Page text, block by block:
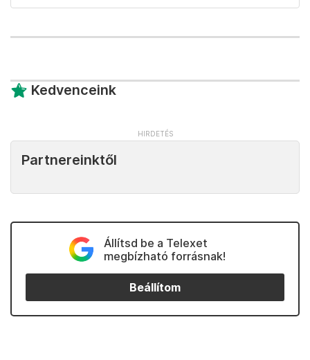
Kedvenceink
Partnereinktől
Állítsd be a Telexet
megbízható forrásnak!
Beállítom